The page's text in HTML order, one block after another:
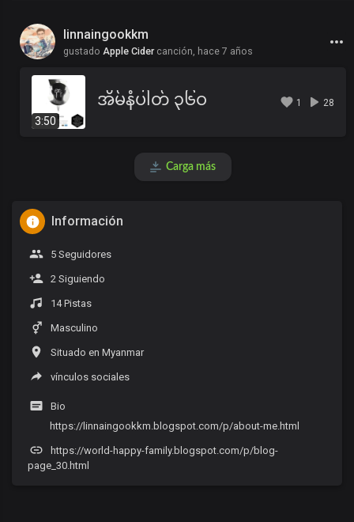
linnaingookkm
gustado Apple Cidercanción, hace 7 años
3:50
အိမ်နံပါတ် ၃၆ဝ 1 28
Carga más
Información
5 Seguidores
2 Siguiendo
14 Pistas
Masculino
Situado en Myanmar
vínculos sociales
Bio
https://linnaingookkm.blogspot.com/p/about-me.html
https://world-happy-family.blogspot.com/p/blog-
page_30.html